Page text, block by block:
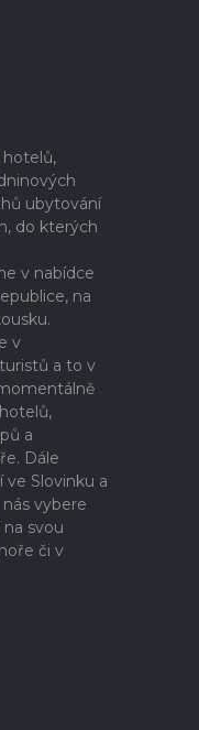
hotelů,
ubytování
do kterých
v nabídce
na
v
a to v
a
Dále
Slovinku a
vybere
svou
či v